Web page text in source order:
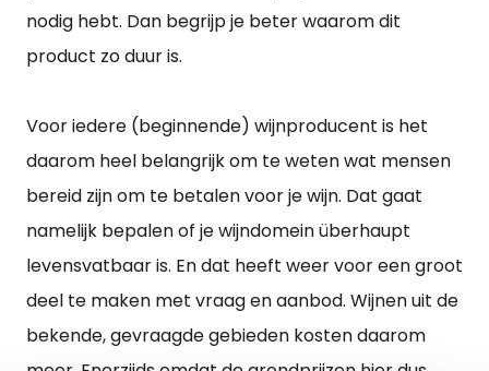
nodig hebt. Dan begrijp je beter waarom dit
product zo duur is.
Voor iedere (beginnende) wijnproducent is het
daarom heel belangrijk om te weten wat mensen
bereid zijn om te betalen voor je wijn. Dat gaat
namelijk bepalen of je wijndomein überhaupt
levensvatbaar is. En dat heeft weer voor een groot
deel te maken met vraag en aanbod. Wijnen uit de
bekende, gevraagde gebieden kosten daarom